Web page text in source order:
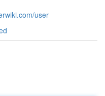
user